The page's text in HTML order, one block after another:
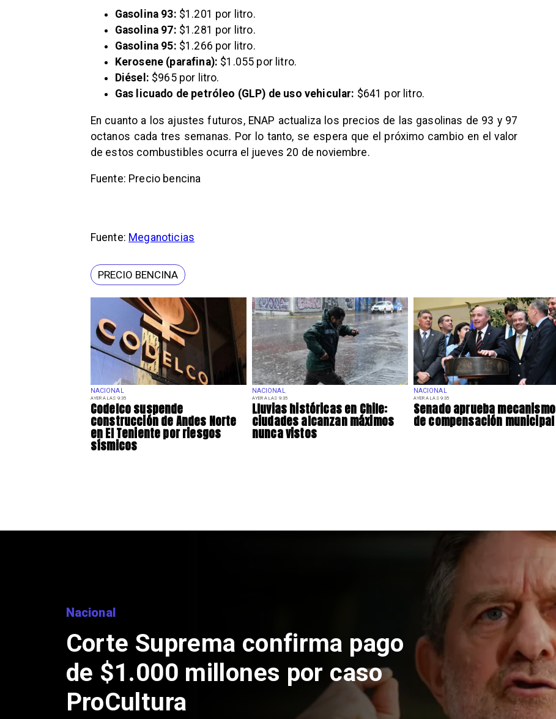
NACIONAL
AYER A LAS 9:35
Codelco suspende
construcción de Andes Norte
en El Teniente por riesgos
sísmicos
NACIONAL
AYER A LAS 9:35
Lluvias históricas en Chile:
ciudades alcanzan máximos
nunca vistos
NACIONAL
AYER A LAS 9:35
Senado aprueba mecanismo
de compensación municipal
Gasolina 93: $1.201 por litro.
Gasolina 97: $1.281 por litro.
Gasolina 95: $1.266 por litro.
Kerosene (parafina): $1.055 por litro.
Diésel: $965 por litro.
Gas licuado de petróleo (GLP) de uso vehicular: $641 por litro.
En cuanto a los ajustes futuros, ENAP actualiza los precios de las gasolinas de 93 y 97
octanos cada tres semanas. Por lo tanto, se espera que el próximo cambio en el valor
de estos combustibles ocurra el jueves 20 de noviembre.
Fuente: Precio bencina
Fuente: Meganoticias
PRECIO BENCINA
Nacional
Corte Suprema confirma pago
de $1.000 millones por caso
ProCultura